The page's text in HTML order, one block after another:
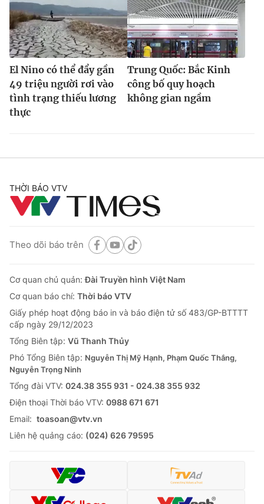
El Nino có thể đẩy gần
49 triệu người rơi vào
tình trạng thiếu lương
thực
Trung Quốc: Bắc Kinh
công bố quy hoạch
không gian ngầm
THỜI BÁO VTV
Theo dõi báo trên
Cơ quan chủ quản:Đài Truyền hình Việt Nam
Cơ quan báo chí: Thời báo VTV
Giấy phép hoạt động báo in và báo điện tử số 483/GP-BTTTT
cấp ngày 29/12/2023
Tổng Biên tập: Vũ Thanh Thủy
Phó Tổng Biên tập: Nguyễn Thị Mỹ Hạnh, Phạm Quốc Thắng,
Nguyễn Trọng Ninh
Tổng đài VTV: 024.38 355 931 - 024.38 355 932
Ðiện thoại Thời báo VTV: 0988 671 671
Email: toasoan@vtv.vn
Liên hệ quảng cáo: (024) 626 79595